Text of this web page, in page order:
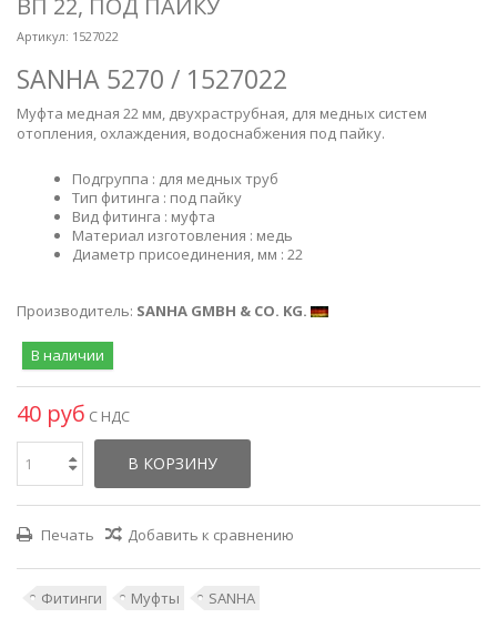
Артикул: 1527022
SANHA 5270 / 1527022
Муфта медная 22 мм, двухраструбная, для медных систем
отопления, охлаждения, водоснабжения под пайку.
Подгруппа : для медных труб
Тип фитинга : под пайку
Вид фитинга : муфта
Материал изготовления : медь
Диаметр присоединения, мм : 22
Производитель: SANHA GMBH & CO. KG.
В наличии
40 руб С НДС
В КОРЗИНУ
Печать Добавить к сравнению
Фитинги Муфты SANHA